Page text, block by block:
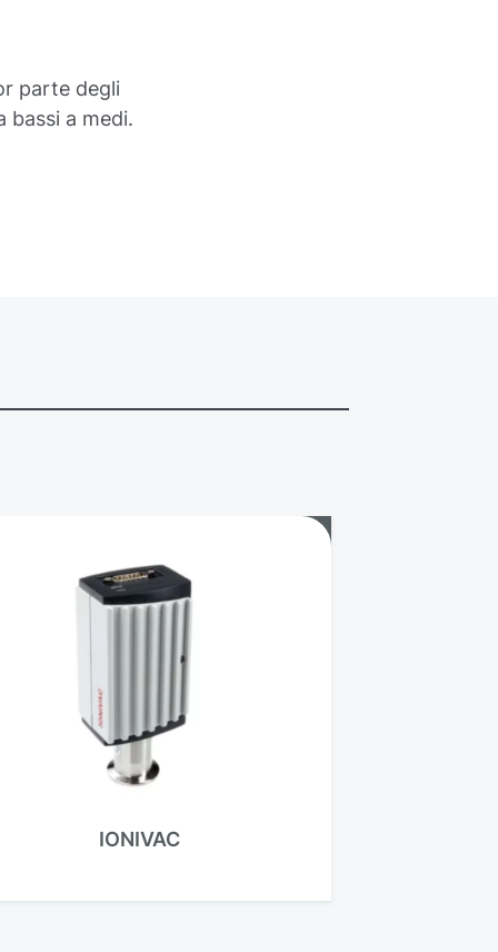
parte degli
bassi a medi.
IONIVAC